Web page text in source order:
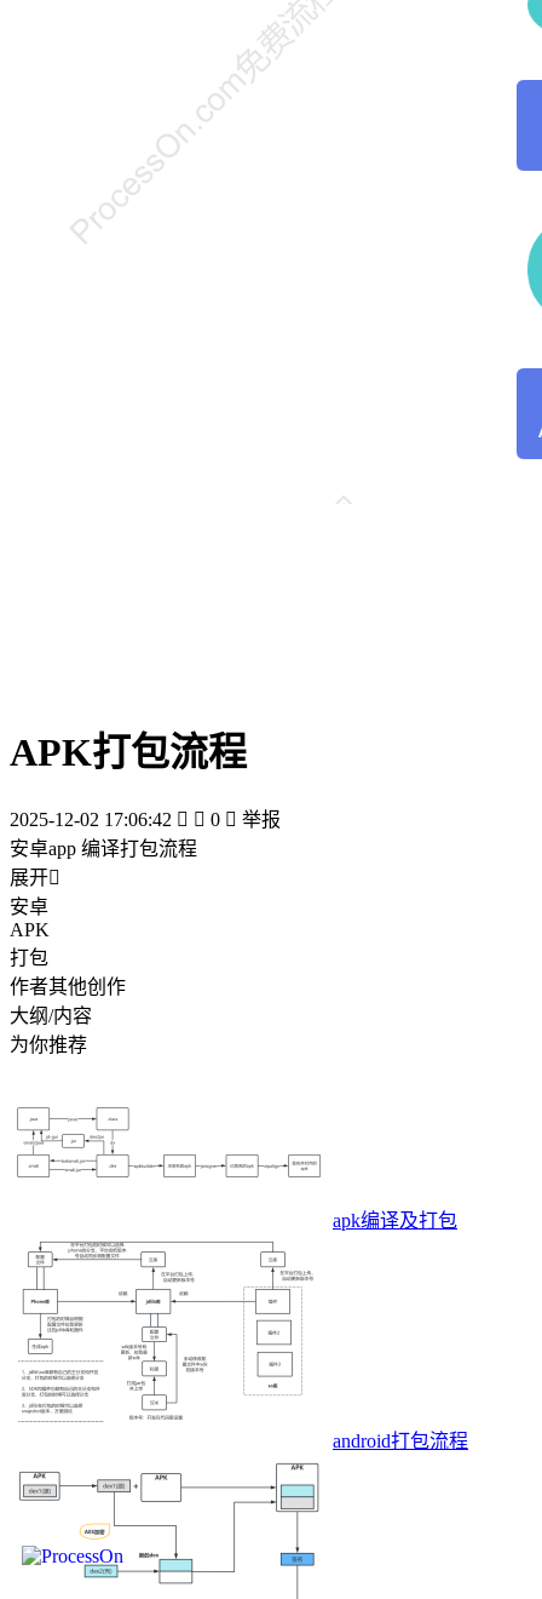
APK打包流程
2025-12-02 17:06:42   0  举报
安卓app 编译打包流程
展开
安卓
APK
打包
作者其他创作
大纲/内容
为你推荐
apk编译及打包
android打包流程